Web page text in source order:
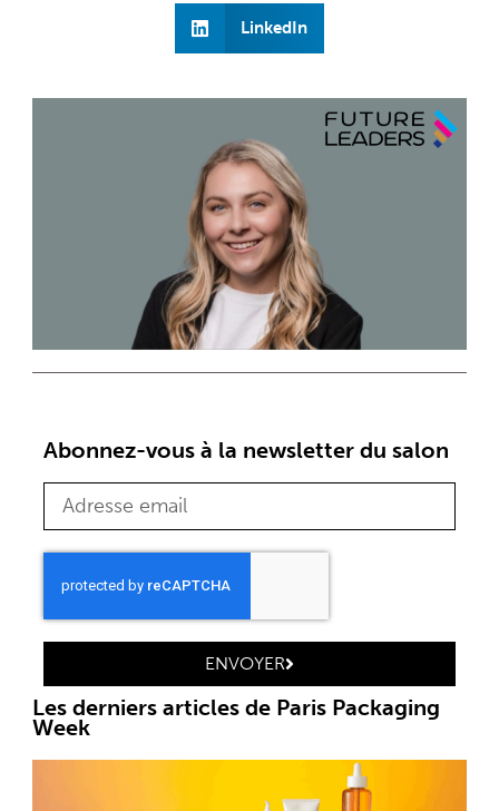
LinkedIn
Abonnez-vous à la newsletter du salon
ENVOYER
Les derniers articles de Paris Packaging
Week